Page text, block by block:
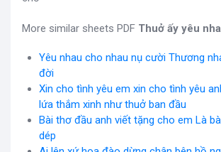
More similar sheets PDF Thuở ấy yêu
Yêu nhau cho nhau nụ cười Thương
đời
Xin cho tình yêu em xin cho tình yêu
lứa thắm xinh như thuở ban đầu
Bài thơ đầu anh viết tặng cho em Là
dép